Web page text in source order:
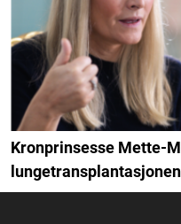
Kronprinsesse Mette-
lungetransplantasjonen